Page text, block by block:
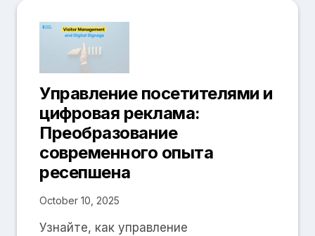
Управление посетителями и
цифровая реклама:
Преобразование
современного опыта
ресепшена
October 10, 2025
Узнайте, как управление